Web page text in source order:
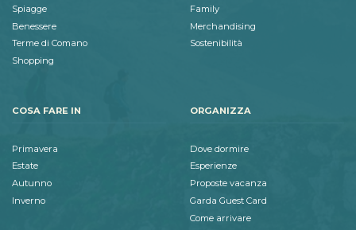
Spiagge
Benessere
Terme di Comano
Shopping
Family
Merchandising
Sostenibilità
COSA FARE IN
Primavera
Estate
Autunno
Inverno
ORGANIZZA
Dove dormire
Esperienze
Proposte vacanza
Garda Guest Card
Come arrivare